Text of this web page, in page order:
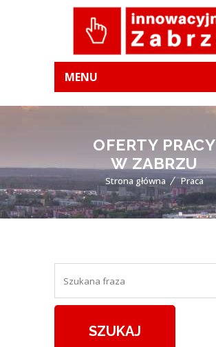
MENU
OFERTY PRACY
W ZABRZU
Strona główna Praca